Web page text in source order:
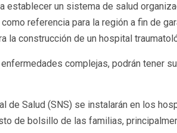
establecer un sistema de salud
referencia para la región a fin de
la construcción de un hospital
complejas, podrán tener
de Salud (SNS) se instalarán en los
de bolsillo de las familias,